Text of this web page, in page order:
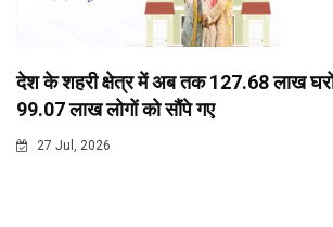
देश के शहरी क्षेत्र में अब तक 127.68 लाख घरों
99.07 लाख लोगों को सौंपे गए
27 Jul, 2026